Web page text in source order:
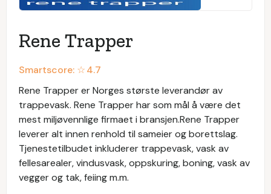
Rene Trapper
Smartscore: ☆4.7
Rene Trapper er Norges største leverandør av
trappevask. Rene Trapper har som mål å være det
mest miljøvennlige firmaet i bransjen.Rene Trapper
leverer alt innen renhold til sameier og borettslag.
Tjenestetilbudet inkluderer trappevask, vask av
fellesarealer, vindusvask, oppskuring, boning, vask av
vegger og tak, feiing m.m.